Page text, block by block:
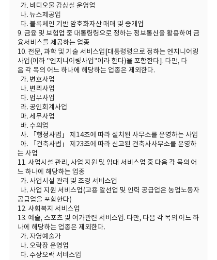
가. 비디오물 감상실 운영업
나. 뉴스제공업
다. 블록체인 기반 암호화자산 매매 및 중개업
9. 금융 및 보험업 중 대통령령으로 정하는 정보통신을 활용하여 금
융서비스를 제공하는 업종
10. 전문, 과학 및 기술 서비스업[대통령령으로 정하는 엔지니어링
사업(이하 "엔지니어링사업"이라 한다)을 포함한다]. 다만, 다
음 각 목의 어느 하나에 해당하는 업종은 제외한다.
가. 변호사업
나. 변리사업
다. 법무사업
라. 공인회계사업
마. 세무사업
바. 수의업
사. 「행정사법」 제14조에 따라 설치된 사무소를 운영하는 사업
아. 「건축사법」 제23조에 따라 신고된 건축사사무소를 운영하
는 사업
11. 사업시설 관리, 사업 지원 및 임대 서비스업 중 다음 각 목의 어
느 하나에 해당하는 업종
가. 사업시설 관리 및 조경 서비스업
나. 사업 지원 서비스업(고용 알선업 및 인력 공급업은 농업노동자
공급업을 포함한다)
12. 사회복지 서비스업
13. 예술, 스포츠 및 여가관련 서비스업. 다만, 다음 각 목의 어느 하
나에 해당하는 업종은 제외한다.
가. 자영예술가
나. 오락장 운영업
다. 수상오락 서비스업